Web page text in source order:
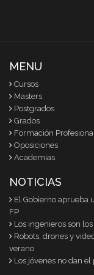
MENU
Cursos
Masters
Postgrados
Grados
Formación
Oposiciones
Academias
NOTICIAS
El Gobierno aprueba
FP
Los ingenieros son
Robots, drones y
verano
Los jóvenes no dan